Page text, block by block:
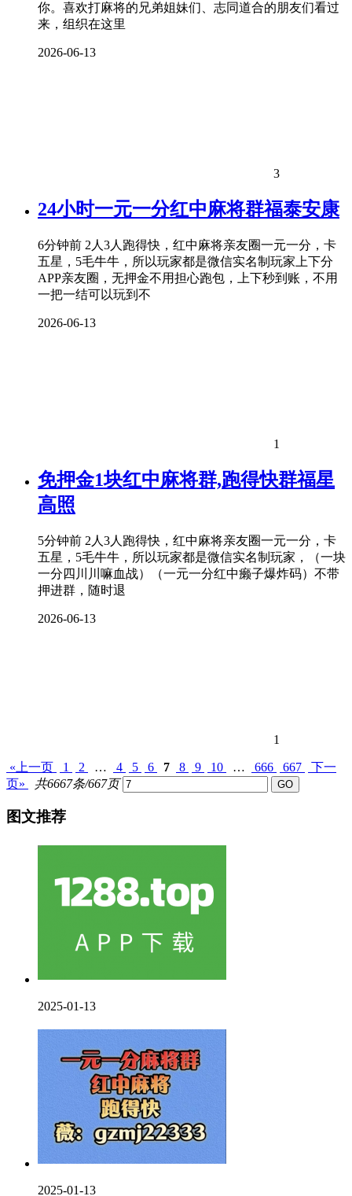
你。喜欢打麻将的兄弟姐妹们、志同道合的朋友们看过
来，组织在这里
2026-06-13
3
24小时一元一分红中麻将群福泰安康
6分钟前 2人3人跑得快，红中麻将亲友圈一元一分，卡
五星，5毛牛牛，所以玩家都是微信实名制玩家上下分
APP亲友圈，无押金不用担心跑包，上下秒到账，不用
一把一结可以玩到不
2026-06-13
1
免押金1块红中麻将群,跑得快群福星
高照
5分钟前 2人3人跑得快，红中麻将亲友圈一元一分，卡
五星，5毛牛牛，所以玩家都是微信实名制玩家，（一块
一分四川川嘛血战）（一元一分红中癞子爆炸码）不带
押进群，随时退
2026-06-13
1
«上一页 1 2 … 4 5 6 7 8 9 10 … 666 667
下一
页»
共6667条/667页
图文推荐
2025-01-13
2025-01-13